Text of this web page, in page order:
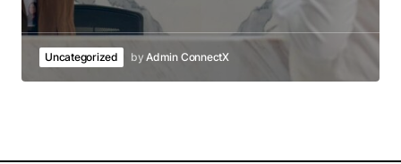
Uncategorized byAdmin ConnectX